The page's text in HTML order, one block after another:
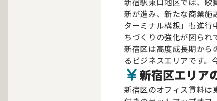
新が進み、新たな商業施
ターミナル構想」も進行
ちづくりの強化が図られ
新宿区は高度成長期から
るビジネスエリアです
新宿区エリア
新宿区のオフィス賃料